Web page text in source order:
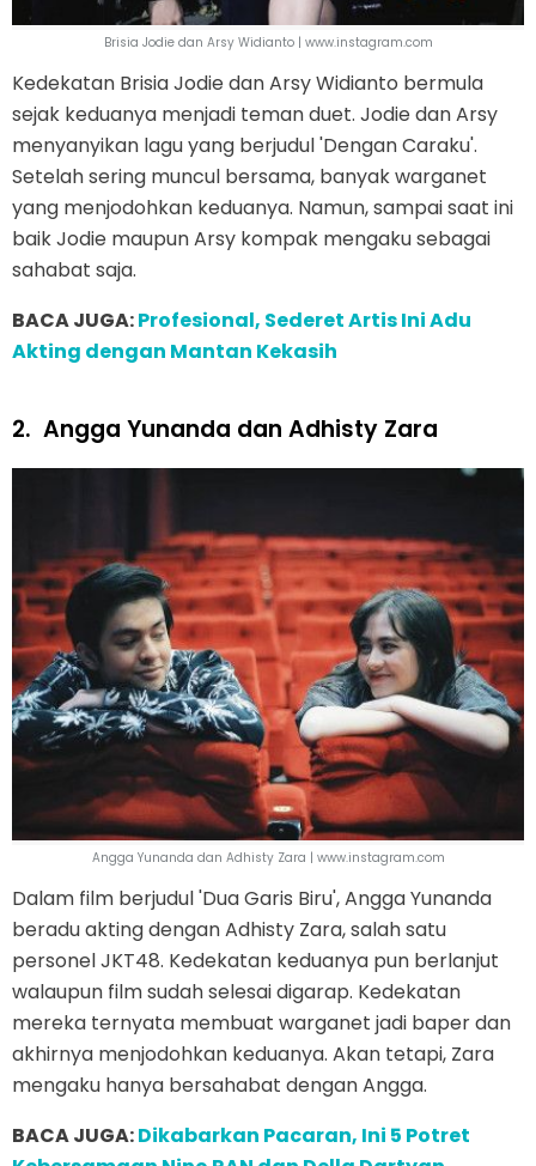
Brisia Jodie dan Arsy Widianto | www.instagram.com
Kedekatan Brisia Jodie dan Arsy Widianto bermula
sejak keduanya menjadi teman duet. Jodie dan Arsy
menyanyikan lagu yang berjudul 'Dengan Caraku'.
Setelah sering muncul bersama, banyak warganet
yang menjodohkan keduanya. Namun, sampai saat ini
baik Jodie maupun Arsy kompak mengaku sebagai
sahabat saja.
BACA JUGA:Profesional, Sederet Artis Ini Adu
Akting dengan Mantan Kekasih
2. Angga Yunanda dan Adhisty Zara
Angga Yunanda dan Adhisty Zara | www.instagram.com
Dalam film berjudul 'Dua Garis Biru', Angga Yunanda
beradu akting dengan Adhisty Zara, salah satu
personel JKT48. Kedekatan keduanya pun berlanjut
walaupun film sudah selesai digarap. Kedekatan
mereka ternyata membuat warganet jadi baper dan
akhirnya menjodohkan keduanya. Akan tetapi, Zara
mengaku hanya bersahabat dengan Angga.
BACA JUGA:Dikabarkan Pacaran, Ini 5 Potret